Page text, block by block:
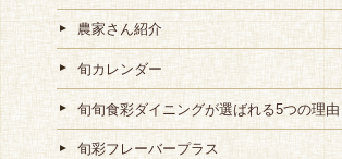
農家さん紹介
旬カレンダー
旬旬食彩ダイニングが選ばれる5つの理由
旬彩フレーバープラス